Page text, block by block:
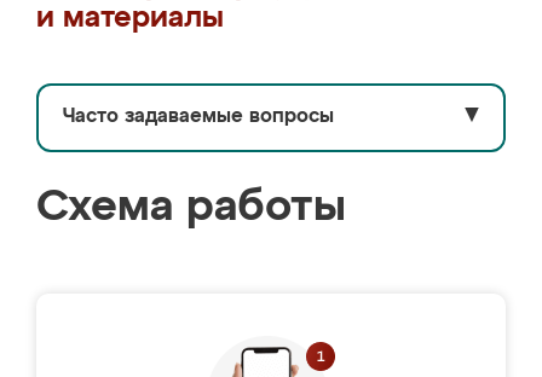
и материалы
Часто задаваемые вопросы ▼
Схема работы